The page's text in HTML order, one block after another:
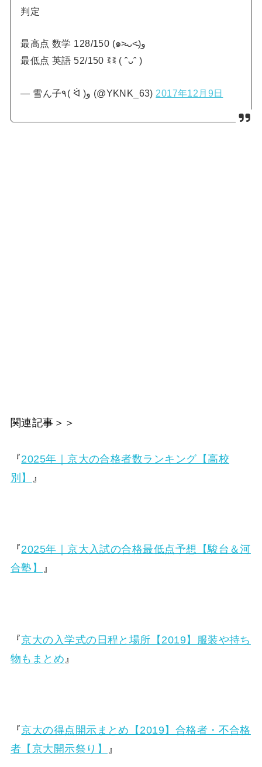
判定
最高点 数学 128/150 (๑˃̵ᴗ˂̵)و
最低点 英語 52/150 ꉂꉂ ( ˆᴗˆ )
— 雪ん子٩( ᐛ )و (@YKNK_63) 2017年12月9日
関連記事＞＞
『2025年｜京大の合格者数ランキング【高校
別】
』
『2025年｜京大入試の合格最低点予想【駿台＆河
合塾】 』
『京大の入学式の日程と場所【2019】服装や持ち
物もまとめ 』
『京大の得点開示まとめ【2019】合格者・不合格
者【京大開示祭り】 』